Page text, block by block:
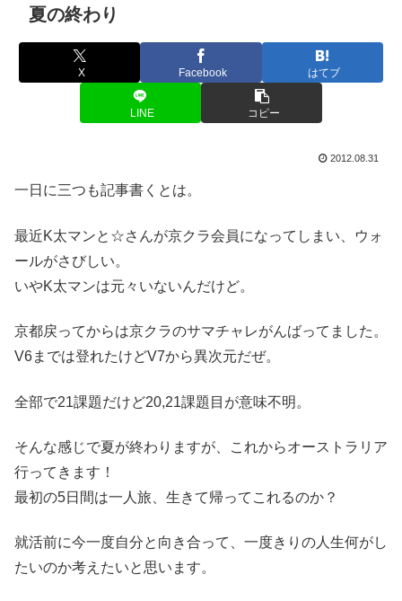
夏の終わり
X Facebook はてブ
LINE コピー
2012.08.31
一日に三つも記事書くとは。
最近K太マンと☆さんが京クラ会員になってしまい、ウォ
ールがさびしい。
いやK太マンは元々いないんだけど。
京都戻ってからは京クラのサマチャレがんばってました。
V6までは登れたけどV7から異次元だぜ。
全部で21課題だけど20,21課題目が意味不明。
そんな感じで夏が終わりますが、これからオーストラリア
行ってきます！
最初の5日間は一人旅、生きて帰ってこれるのか？
就活前に今一度自分と向き合って、一度きりの人生何がし
たいのか考えたいと思います。